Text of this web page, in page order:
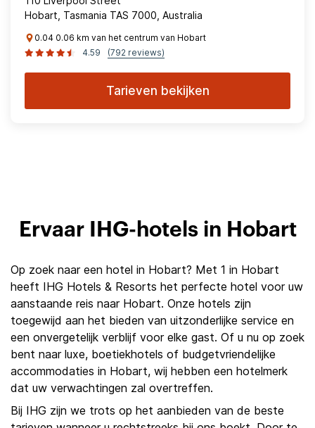
Hobart, Tasmania TAS 7000, Australia
0.04 0.06 km van het centrum van Hobart
4.59
(792 reviews)
Tarieven bekijken
Ervaar IHG-hotels in Hobart
Op zoek naar een hotel in Hobart? Met 1 in Hobart
heeft IHG Hotels & Resorts het perfecte hotel voor uw
aanstaande reis naar Hobart. Onze hotels zijn
toegewijd aan het bieden van uitzonderlijke service en
een onvergetelijk verblijf voor elke gast. Of u nu op zoek
bent naar luxe, boetiekhotels of budgetvriendelijke
accommodaties in Hobart, wij hebben een hotelmerk
dat uw verwachtingen zal overtreffen.
Bij IHG zijn we trots op het aanbieden van de beste